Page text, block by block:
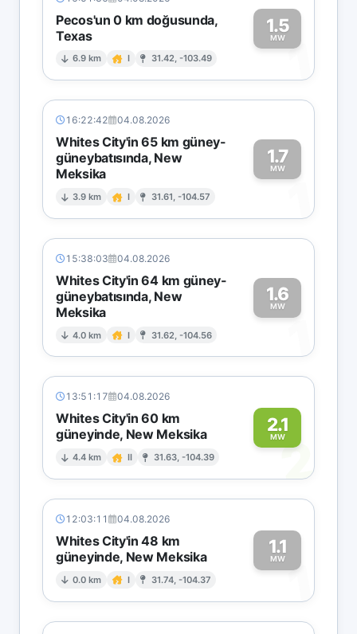
Pecos'un 0 km doğusunda,
Texas
6.9 km I 31.42, -103.49
1.5
MW1
16:22:42 04.08.2026
Whites City'in 65 km güney-
güneybatısında, New
Meksika
3.9 km I 31.61, -104.57
1.7
MW
1
15:38:03 04.08.2026
Whites City'in 64 km güney-
güneybatısında, New
Meksika
4.0 km I 31.62, -104.56
1.6
MW
1
13:51:17 04.08.2026
Whites City'in 60 km
güneyinde, New Meksika
4.4 km II 31.63, -104.39
2.1
MW2
12:03:11 04.08.2026
Whites City'in 48 km
güneyinde, New Meksika
0.0 km I 31.74, -104.37
1.1
MW1